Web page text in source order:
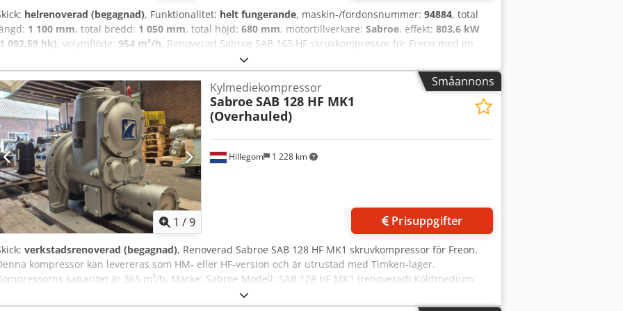
helrenoverad (begagnad), Funktionalitet: helt fungerande, maskin-/fordonsnummer: 94884, total
1 100 mm, total bredd: 1 050 mm, total höjd: 680 mm, motortillverkare: Sabroe, effekt: 803,6 kW
092,59 hk), volymflöde: 954 m³/h, Renoverad Sabroe SAB 163 HF skruvkompressor för Freon med en
slagvolym på 954 m³/h. Specifikationer Märke: Sabroe Modell: SAB 163 HF Köldmedium: Freon Dcjdpfox A
Dex Amksk Slagvolym: 954 m³/h Mått: 1100x1050x680 mm (LxBxH) Kapaciteter: +0ºC/+40ºC - 803,6 kW
+40ºC - 672,4 kW -10ºC/+40ºC - 558,3 kW -20ºC/+40ºC - 484,8 kW (Ekonomiser) -30ºC/+40ºC - 329,6 kW
-40ºC/+40ºC - 211,1 kW (Ekonomiser)
Småannons
1 /9
Hillegom 1 228 km
Kylmediekompressor
Sabroe SAB 128 HF MK1
(Overhauled)
Prisuppgifter
verkstadsrenoverad (begagnad), Renoverad Sabroe SAB 128 HF MK1 skruvkompressor för Freon.
kompressor kan levereras som HM- eller HF-version och är utrustad med Timken-lager.
kapacitet är 365 m³/h. Märke: Sabroe Modell: SAB 128 HF MK1 (renoverad) Köldmedium:
NH3 / Freon kW vid +10ºC/+40ºC: 393,5 kW vid 0ºC/+40ºC: 272,8 kW vid -5ºC/+40ºC: 224,3 Dcedpfx
kW vid -10ºC/+40ºC: 182,6 kW vid -20ºC/+40ºC: 138,5 kW vid -30ºC/+40ºC: 86,8 kW vid